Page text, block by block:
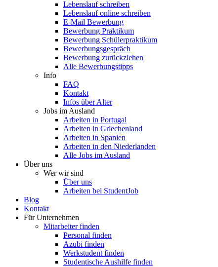
Lebenslauf schreiben
Lebenslauf online schreiben
E-Mail Bewerbung
Bewerbung Praktikum
Bewerbung Schülerpraktikum
Bewerbungsgespräch
Bewerbung zurückziehen
Alle Bewerbungstipps
Info
FAQ
Kontakt
Infos über Alter
Jobs im Ausland
Arbeiten in Portugal
Arbeiten in Griechenland
Arbeiten in Spanien
Arbeiten in den Niederlanden
Alle Jobs im Ausland
Über uns
Wer wir sind
Über uns
Arbeiten bei StudentJob
Blog
Kontakt
Für Unternehmen
Mitarbeiter finden
Personal finden
Azubi finden
Werkstudent finden
Studentische Aushilfe finden